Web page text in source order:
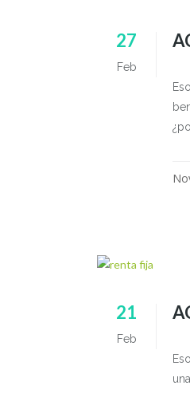
27
Feb
21
Feb